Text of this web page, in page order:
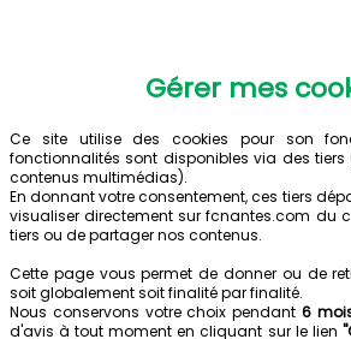
Gérer mes
Ce site utilise des cookies pour son
fonctionnalités sont disponibles via des tiers
contenus multimédias).
En donnant votre consentement, ces tiers
visualiser directement sur fcnantes.com du
tiers ou de partager nos contenus.
Cette page vous permet de donner ou de
soit globalement soit finalité par finalité.
Nous conservons votre choix pendant 6
d'avis à tout moment en cliquant sur le lien